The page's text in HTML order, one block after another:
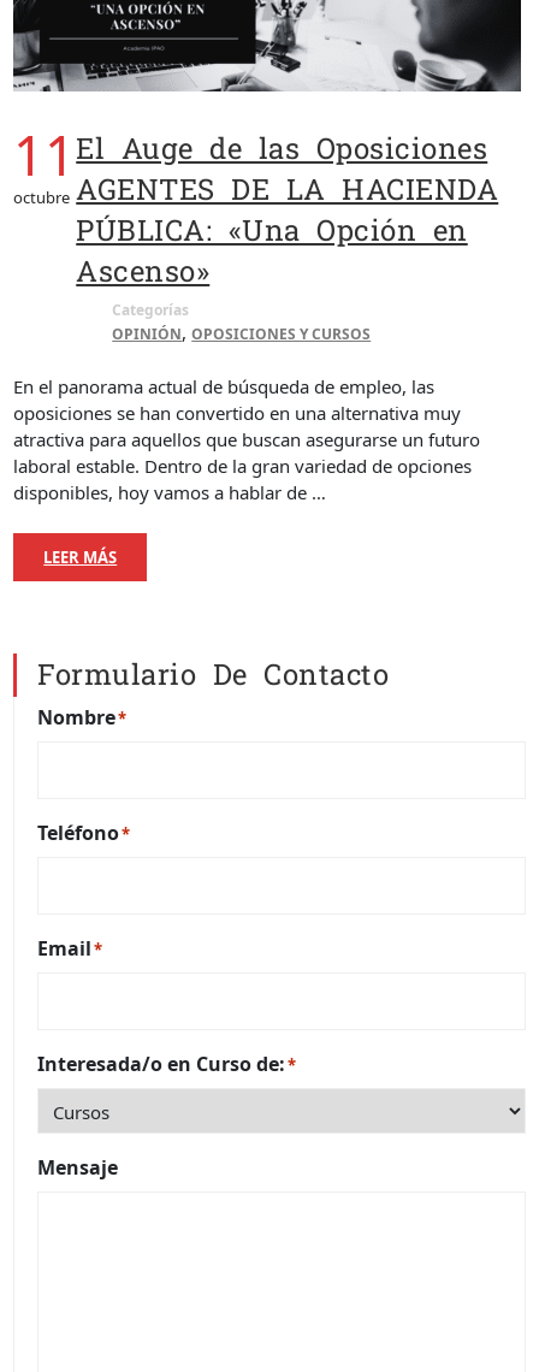
11
octubre
El Auge de las Oposiciones
AGENTES DE LA HACIENDA
PÚBLICA: «Una Opción en
Ascenso»
Categorías
OPINIÓN,OPOSICIONES Y CURSOS
En el panorama actual de búsqueda de empleo, las
oposiciones se han convertido en una alternativa muy
atractiva para aquellos que buscan asegurarse un futuro
laboral estable. Dentro de la gran variedad de opciones
disponibles, hoy vamos a hablar de …
LEER MÁS
Formulario De Contacto
Nombre*
Teléfono*
Email*
Interesada/o en Curso de:*
Mensaje